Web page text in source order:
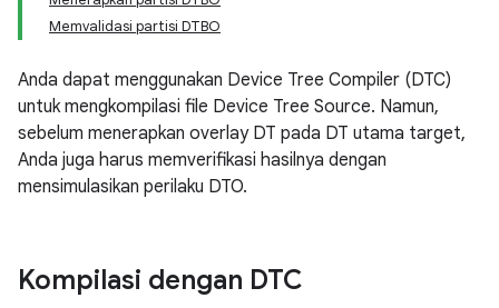
Memvalidasi partisi DTBO
Anda dapat menggunakan Device Tree Compiler (DTC)
untuk mengkompilasi file Device Tree Source. Namun,
sebelum menerapkan overlay DT pada DT utama target,
Anda juga harus memverifikasi hasilnya dengan
mensimulasikan perilaku DTO.
Kompilasi dengan DTC